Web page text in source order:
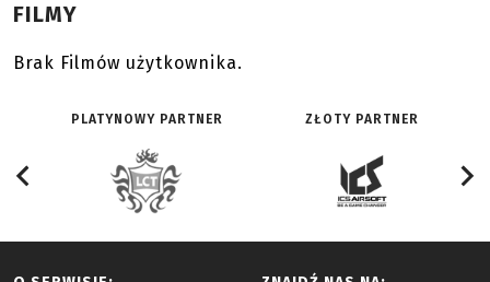
FILMY
Brak Filmów użytkownika.
PLATYNOWY PARTNER ZŁOTY PARTNER